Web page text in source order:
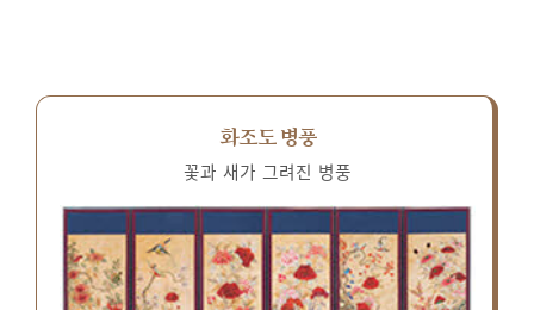
화조도 병풍
꽃과 새가 그려진 병풍